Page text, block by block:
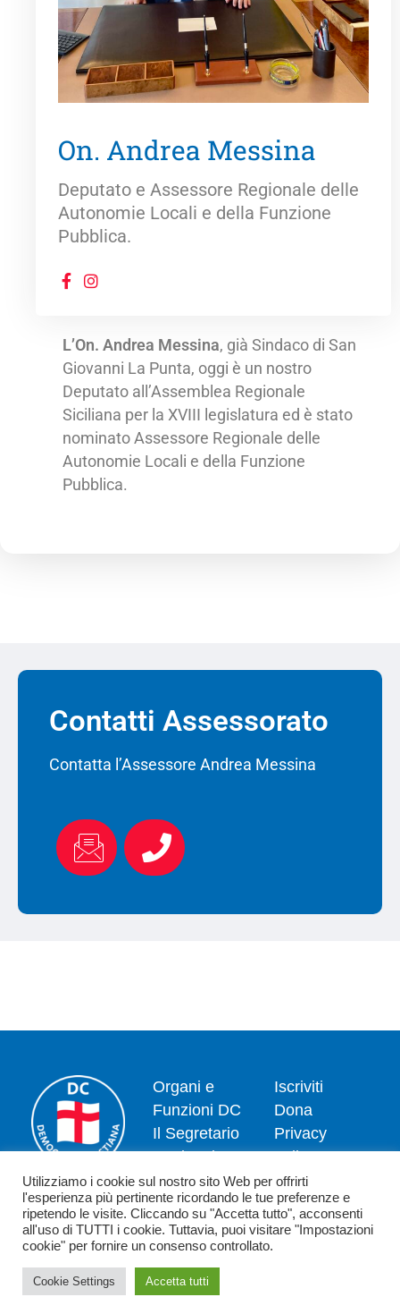
On. Andrea Messina
Deputato e Assessore Regionale delle
Autonomie Locali e della Funzione
Pubblica.
L’On. Andrea Messina, già Sindaco di San
Giovanni La Punta, oggi è un nostro
Deputato all’Assemblea Regionale
Siciliana per la XVIII legislatura ed è stato
nominato Assessore Regionale delle
Autonomie Locali e della Funzione
Pubblica.
Contatti Assessorato
Contatta l’Assessore Andrea Messina
Organi e
Funzioni DC
Il Segretario
Nazionale
Dipartimenti
News
Contatti
Iscriviti
Dona
Privacy
policy
Politica dei
cookie
Copyright 2026 - Democrazia Cristiana - Piazzale Luigi Sturzo,15 - 00144
Utilizziamo i cookie sul nostro sito Web per offrirti
l'esperienza più pertinente ricordando le tue preferenze e
ripetendo le visite. Cliccando su "Accetta tutto", acconsenti
all'uso di TUTTI i cookie. Tuttavia, puoi visitare "Impostazioni
cookie" per fornire un consenso controllato.
Cookie Settings Accetta tutti